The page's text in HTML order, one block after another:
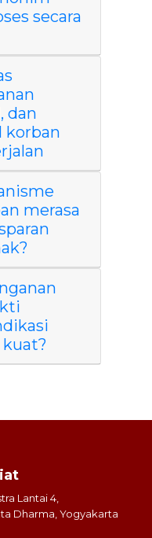
secara
dan
korban
merasa
Lantai 4,
Dharma, Yogyakarta